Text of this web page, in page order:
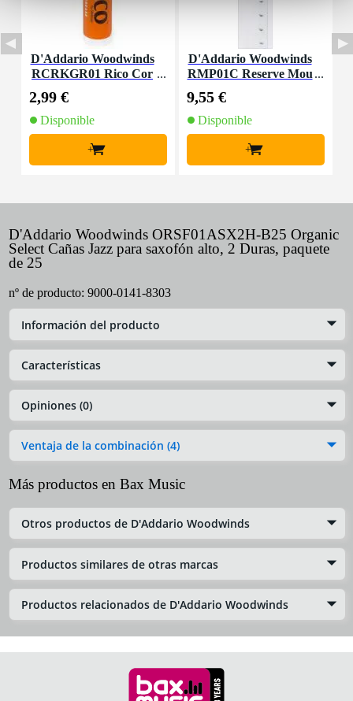
D'Addario Woodwinds
RCRKGR01 Rico Cor
2,99 €
Disponible
+
D'Addario Woodwinds
RMP01C Reserve Mou
(Pack of 5)
9,55 €
Disponible
+
D'Addario Woodwinds ORSF01ASX2H-B25 Organic
Select Cañas Jazz para saxofón alto, 2 Duras, paquete
de 25
nº de producto: 9000-0141-8303
Información del producto
Características
Opiniones (0)
Ventaja de la combinación (4)
Más productos en Bax Music
Otros productos de D'Addario Woodwinds
Productos similares de otras marcas
Productos relacionados de D'Addario Woodwinds